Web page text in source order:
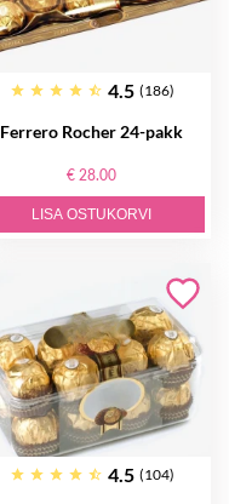
4.5 (186)
Ferrero Rocher 24-pakk
€ 28.00
LISA OSTUKORVI
4.5 (104)